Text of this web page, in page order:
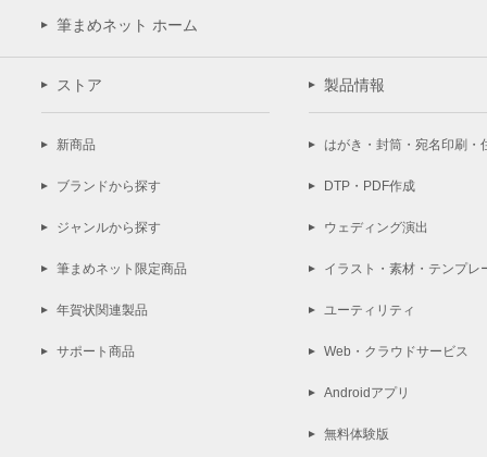
筆まめネット ホーム
ストア
新商品
ブランドから探す
ジャンルから探す
筆まめネット限定商品
年賀状関連製品
サポート商品
製品情報
はがき・封筒・宛名印刷・
DTP・PDF作成
ウェディング演出
イラスト・素材・テンプレ
ユーティリティ
Web・クラウドサービス
Androidアプリ
無料体験版